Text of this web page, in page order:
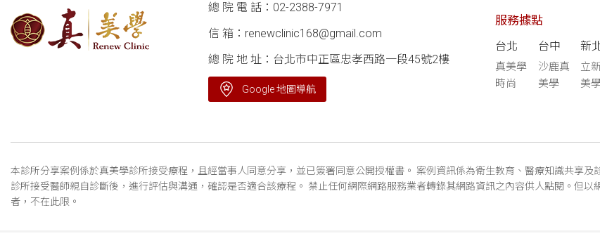
總 院 電 話： 02-2388-7971
信 箱： renewclinic168@gmail.com
總 院 地 址：台北市中正區忠孝西路一段45號2樓
Google 地圖導航
服務據點
台北
真美學
時尚
台中
沙鹿真
美學
新
立
美學
本診所分享案例係於真美學診所接受療程，且經當事人同意分享，並已簽署同意公開授權書。 案例資訊係為衛生教育、醫療知識共享
診所接受醫師親自診斷後，進行評估與溝通，確認是否適合該療程。 禁止任何網際網路服務業者轉錄其網路資訊之內容供人點閱。但
者，不在此限。